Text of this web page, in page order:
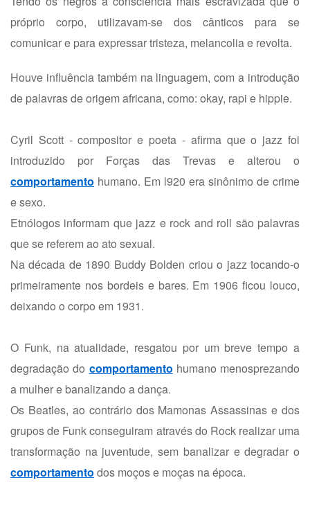
próprio corpo, utilizavam-se dos cânticos para se
comunicar e para expressar tristeza, melancolia e revolta.
Houve influência também na linguagem, com a introdução
de palavras de origem africana, como: okay, rapi e hippie.
Cyril Scott - compositor e poeta - afirma que o jazz foi
introduzido por Forças das Trevas e alterou o
comportamento humano. Em l920 era sinônimo de crime
e sexo.
Etnólogos informam que jazz e rock and roll são palavras
que se referem ao ato sexual.
Na década de 1890 Buddy Bolden criou o jazz tocando-o
primeiramente nos bordeis e bares. Em 1906 ficou louco,
deixando o corpo em 1931.
O Funk, na atualidade, resgatou por um breve tempo a
degradação do comportamento humano menosprezando
a mulher e banalizando a dança.
Os Beatles, ao contrário dos Mamonas Assassinas e dos
grupos de Funk conseguiram através do Rock realizar uma
transformação na juventude, sem banalizar e degradar o
comportamento dos moços e moças na época.